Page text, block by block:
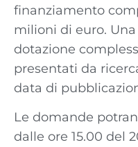
finanziamento
milioni di euro. Una
dotazione
presentati da
data di
Le domande
dalle ore 15.00 del